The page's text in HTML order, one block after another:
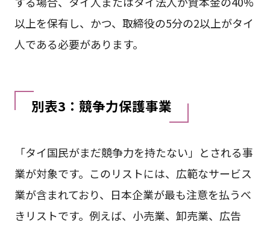
以上を保有し、かつ、取締役の5分の2以上がタイ
人である必要があります。
別表3：競争力保護事業
「タイ国民がまだ競争力を持たない」とされる事
業が対象です。このリストには、広範なサービス
業が含まれており、日本企業が最も注意を払うべ
きリストです。例えば、小売業、卸売業、広告